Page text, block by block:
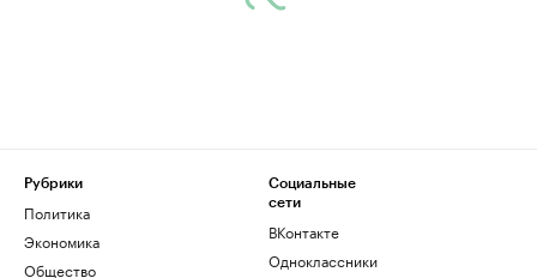
Рубрики
Политика
Экономика
Общество
Социальные
сети
ВКонтакте
Одноклассники